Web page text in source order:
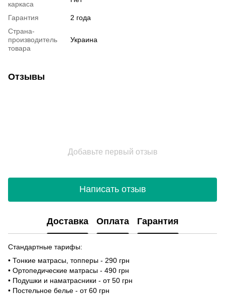
каркаса
Гарантия
2 года
Страна-
производитель
товара
Украина
Отзывы
Добавьте первый отзыв
Написать отзыв
Доставка Оплата Гарантия
Стандартные тарифы:
• Тонкие матрасы, топперы - 290 грн
• Ортопедические матрасы - 490 грн
• Подушки и наматрасники - от 50 грн
• Постельное белье - от 60 грн